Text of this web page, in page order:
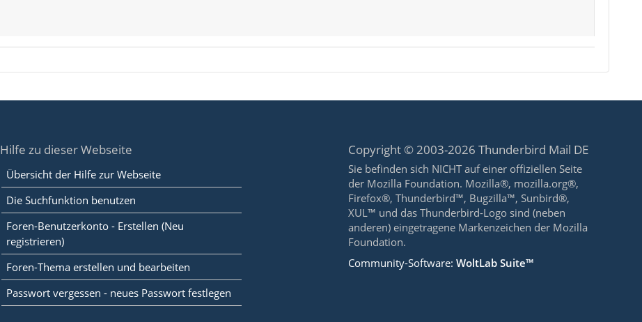
Hilfe zu dieser Webseite
Übersicht der Hilfe zur Webseite
Die Suchfunktion benutzen
Foren-Benutzerkonto - Erstellen (Neu
registrieren)
Foren-Thema erstellen und bearbeiten
Passwort vergessen - neues Passwort festlegen
Copyright © 2003-2026 Thunderbird Mail DE
Sie befinden sich NICHT auf einer offiziellen Seite
der Mozilla Foundation. Mozilla®, mozilla.org®,
Firefox®, Thunderbird™, Bugzilla™, Sunbird®,
XUL™ und das Thunderbird-Logo sind (neben
anderen) eingetragene Markenzeichen der Mozilla
Foundation.
Community-Software:WoltLab Suite™